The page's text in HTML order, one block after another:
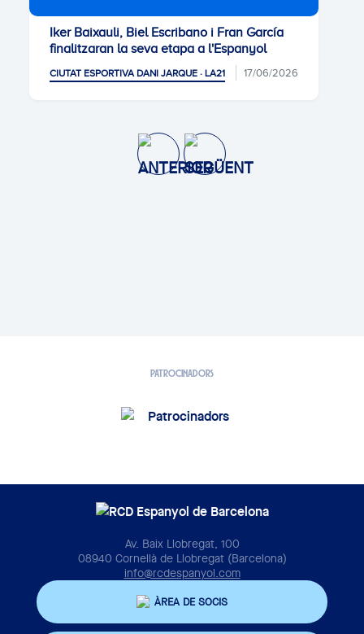
Iker Baixauli, Biel Escribano i Fran García
finalitzaran la seva etapa a l'Espanyol
CIUTAT ESPORTIVA DANI JARQUE · LA21 17/06/2026
PATROCINADORS
Av. Baix Llobregat, 100
08940 Cornellà de Llobregat (Barcelona)
info@rcdespanyol.com
ÀREA DE SOCIS